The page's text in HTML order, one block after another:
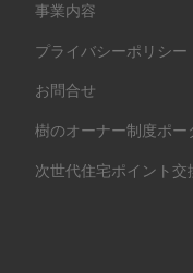
事業内容
プライバシーポリシー
お問合せ
樹のオーナー制度ポー
次世代住宅ポイント交